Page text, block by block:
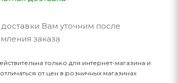
Вам уточним после
заказа
только для интернет-магазина и
от цен в розничных магазинах